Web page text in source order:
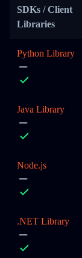
SDKs / Client
Libraries
Python Library
Java Library
Node.js
.NET Library